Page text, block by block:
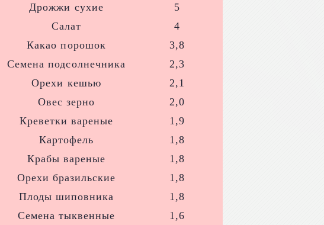
Дрожжи сухие
5
Салат
4
Какао порошок
3,8
Семена подсолнечника
2,3
Орехи кешью
2,1
Овес зерно
2,0
Креветки вареные
1,9
Картофель
1,8
Крабы вареные
1,8
Орехи бразильские
1,8
Плоды шиповника
1,8
Семена тыквенные
1,6